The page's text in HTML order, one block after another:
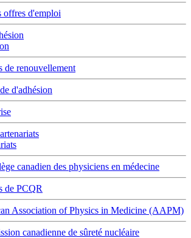
offres d'emploi
de renouvellement
d'adhésion
canadien des physiciens en médecine
de PCQR
Association of Physics in Medicine (AAPM)
canadienne de sûreté nucléaire